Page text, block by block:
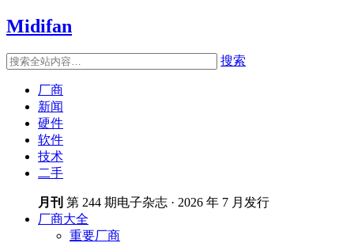
Midifan
搜索
厂商
新闻
硬件
软件
技术
二手
月刊 第 244 期电子杂志 · 2026 年 7 月发行
厂商大全
重要厂商